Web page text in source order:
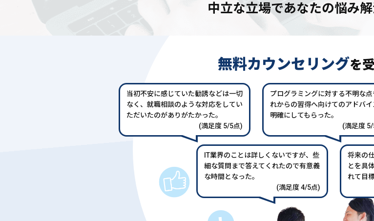
中立な立場であなたの悩み
無料カウンセリングを
当初不安に感じていた勧誘などは一切
なく、就職相談のような対応をしてい
ただいたのがありがたかった。
(満足度 5/5点)
プログラミングに対する不明な点
れからの習得へ向けてのアドバイ
明確にしてもらった。
(満足度
IT業界のことは詳しくないですが、些
細な質問まで答えてくれたので有意義
な時間となった。
(満足度 4/5点)
将来の
とを具
れて目